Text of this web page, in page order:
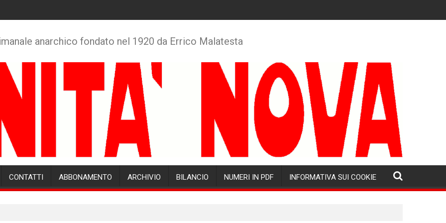
anarchico fondato nel 1920 da Errico Malatesta
CONTATTI ABBONAMENTO ARCHIVIO BILANCIO NUMERI IN PDF INFORMATIVA SUI COOKIE